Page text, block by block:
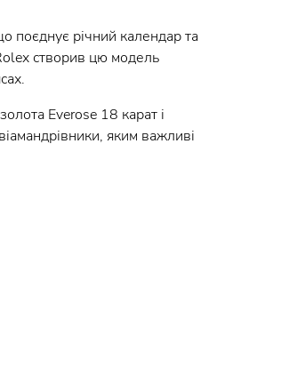
річний календар та
створив цю модель
Everose 18 карат і
яким важливі